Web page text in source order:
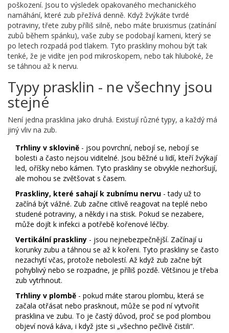
poškození. Jsou to výsledek opakovaného mechanického
namáhání, které zub přežívá denně. Když žvýkáte tvrdé
potraviny, třete zuby příliš silně, nebo máte bruxismus (zatínání
zubů během spánku), vaše zuby se podobají kameni, který se
po letech rozpadá pod tlakem. Tyto praskliny mohou být tak
tenké, že je vidíte jen pod mikroskopem, nebo tak hluboké, že
se táhnou až k nervu.
Typy prasklin - ne všechny jsou
stejné
Není jedna prasklina jako druhá. Existují různé typy, a každý má
jiný vliv na zub.
Trhliny v sklovině - jsou povrchní, nebojí se, nebojí se
bolesti a často nejsou viditelné. Jsou běžné u lidí, kteří žvýkají
led, oříšky nebo kámen. Tyto praskliny se obvykle nezhoršují,
ale mohou se zvětšovat s časem.
Praskliny, které sahají k zubnímu nervu - tady už to
začíná být vážné. Zub začne citlivě reagovat na teplé nebo
studené potraviny, a někdy i na stisk. Pokud se nezabere,
může dojít k infekci a potřebě kořenové léčby.
Vertikální praskliny - jsou nejnebezpečnější. Začínají u
korunky zubu a táhnou se až k kořeni. Tyto praskliny se často
nezachytí včas, protože nebolestí. Až když zub začne být
pohyblivý nebo se rozpadne, je příliš pozdě. Většinou je třeba
zub vytrhnout.
Trhliny v plombě - pokud máte starou plombu, která se
začala otřásat nebo prasknout, může se pod ní vytvořit
prasklina ve zubu. To je častý důvod, proč se pod plombou
objeví nová káva, i když jste si „všechno pečlivě čistili“.